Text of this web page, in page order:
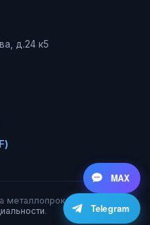
д.24 к5
в Санкт-
.
MAX
Telegram